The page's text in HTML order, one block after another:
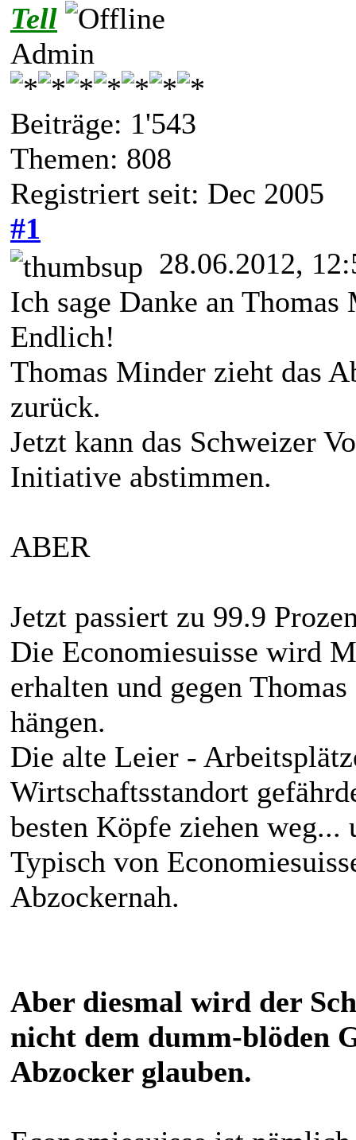
Tell
Admin
Beiträge: 1'543
Themen: 808
Registriert seit: Dec 2005
#1
28.06.2012,
Ich sage Danke an
Endlich!
Thomas Minder zieht das
zurück.
Jetzt kann das Schweizer
Initiative abstimmen.
ABER
Jetzt passiert zu 99.9
Die Economiesuisse wird
erhalten und gegen
hängen.
Die alte Leier -
Wirtschaftsstandort
besten Köpfe ziehen weg...
Typisch von
Abzockernah.
Aber diesmal wird der
nicht dem dumm-blöden
Abzocker glauben.